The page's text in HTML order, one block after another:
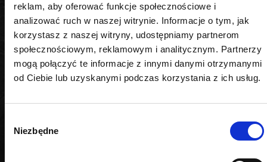
reklam, aby oferować funkcje społecznościowe i
analizować ruch w naszej witrynie. Informacje o tym, jak
korzystasz z naszej witryny, udostępniamy partnerom
społecznościowym, reklamowym i analitycznym. Partnerzy
mogą połączyć te informacje z innymi danymi otrzymanymi
od Ciebie lub uzyskanymi podczas korzystania z ich usług.
zgody
Niezbędne
PODOBNE PRODUKTY